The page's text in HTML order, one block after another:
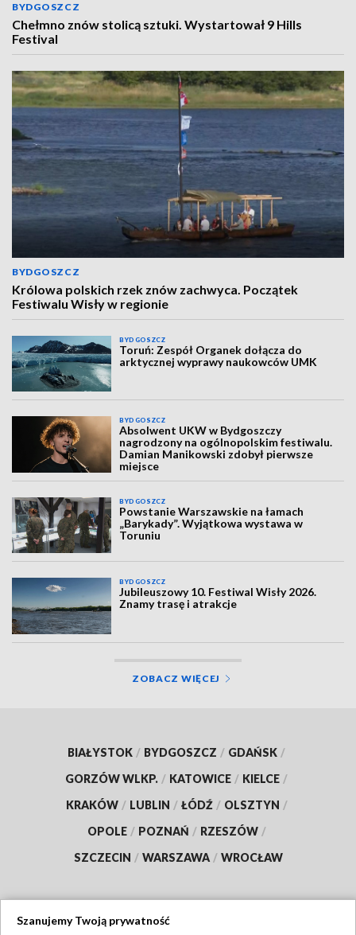
BYDGOSZCZ
Chełmno znów stolicą sztuki. Wystartował 9 Hills
Festival
BYDGOSZCZ
Królowa polskich rzek znów zachwyca. Początek
Festiwalu Wisły w regionie
BYDGOSZCZ
Toruń: Zespół Organek dołącza do
arktycznej wyprawy naukowców UMK
BYDGOSZCZ
Absolwent UKW w Bydgoszczy
nagrodzony na ogólnopolskim festiwalu.
Damian Manikowski zdobył pierwsze
miejsce
BYDGOSZCZ
Powstanie Warszawskie na łamach
„Barykady”. Wyjątkowa wystawa w
Toruniu
BYDGOSZCZ
Jubileuszowy 10. Festiwal Wisły 2026.
Znamy trasę i atrakcje
ZOBACZ WIĘCEJ
BIAŁYSTOK / BYDGOSZCZ / GDAŃSK /
GORZÓW WLKP. / KATOWICE / KIELCE /
KRAKÓW / LUBLIN / ŁÓDŹ / OLSZTYN /
OPOLE / POZNAŃ / RZESZÓW /
SZCZECIN / WARSZAWA / WROCŁAW
Szanujemy Twoją prywatność